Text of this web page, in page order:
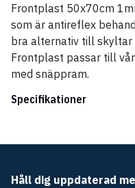
Frontplast 50x70cm
som är antireflex
bra alternativ till skyltar
Frontplast passar till
med snäppram.
Specifikationer
Håll dig uppdaterad